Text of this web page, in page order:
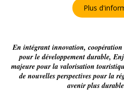
Plus
En intégrant innovation,
pour le développement durable,
majeure pour la valorisation
de nouvelles perspectives pour la
avenir plus